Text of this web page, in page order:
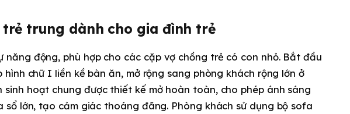
trẻ trung dành cho gia đình trẻ
năng động, phù hợp cho các cặp vợ chồng trẻ có con nhỏ. Bắt đầu
hình chữ I liền kề bàn ăn, mở rộng sang phòng khách rộng lớn ở
sinh hoạt chung được thiết kế mở hoàn toàn, cho phép ánh sáng
sổ lớn, tạo cảm giác thoáng đãng. Phòng khách sử dụng bộ sofa